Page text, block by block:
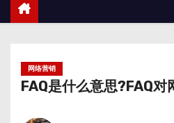
网络营销
FAQ是什么意思?FAQ对